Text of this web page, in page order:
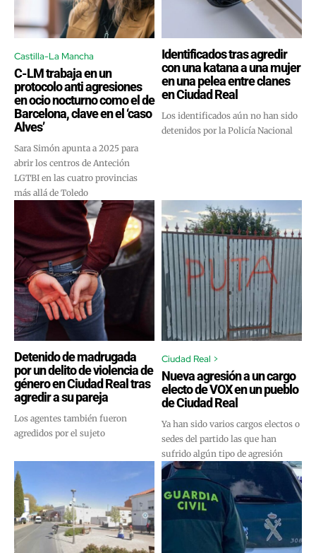
Castilla-La Mancha
C-LM trabaja en un
protocolo anti agresiones
en ocio nocturno como el de
Barcelona, clave en el ‘caso
Alves’
Sara Simón apunta a 2025 para
abrir los centros de Anteción
LGTBI en las cuatro provincias
más allá de Toledo
Identificados tras agredir
con una katana a una mujer
en una pelea entre clanes
en Ciudad Real
Los identificados aún no han sido
detenidos por la Policía Nacional
Detenido de madrugada
por un delito de violencia de
género en Ciudad Real tras
agredir a su pareja
Los agentes también fueron
agredidos por el sujeto
Ciudad Real >
Nueva agresión a un cargo
electo de VOX en un pueblo
de Ciudad Real
Ya han sido varios cargos electos o
sedes del partido las que han
sufrido algún tipo de agresión